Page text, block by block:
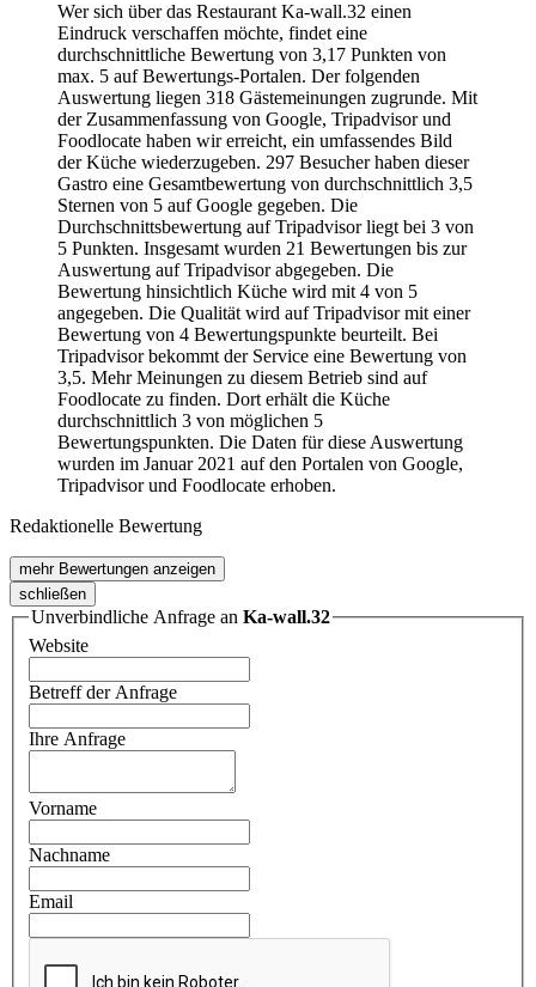
Wer sich über das Restaurant Ka-wall.32 einen
Eindruck verschaffen möchte, findet eine
durchschnittliche Bewertung von 3,17 Punkten von
max. 5 auf Bewertungs-Portalen. Der folgenden
Auswertung liegen 318 Gästemeinungen zugrunde. Mit
der Zusammenfassung von Google, Tripadvisor und
Foodlocate haben wir erreicht, ein umfassendes Bild
der Küche wiederzugeben. 297 Besucher haben dieser
Gastro eine Gesamtbewertung von durchschnittlich 3,5
Sternen von 5 auf Google gegeben. Die
Durchschnittsbewertung auf Tripadvisor liegt bei 3 von
5 Punkten. Insgesamt wurden 21 Bewertungen bis zur
Auswertung auf Tripadvisor abgegeben. Die
Bewertung hinsichtlich Küche wird mit 4 von 5
angegeben. Die Qualität wird auf Tripadvisor mit einer
Bewertung von 4 Bewertungspunkte beurteilt. Bei
Tripadvisor bekommt der Service eine Bewertung von
3,5. Mehr Meinungen zu diesem Betrieb sind auf
Foodlocate zu finden. Dort erhält die Küche
durchschnittlich 3 von möglichen 5
Bewertungspunkten. Die Daten für diese Auswertung
wurden im Januar 2021 auf den Portalen von Google,
Tripadvisor und Foodlocate erhoben.
Redaktionelle Bewertung
mehr Bewertungen anzeigen
schließen
Unverbindliche Anfrage an Ka-wall.32
Website
Betreff der Anfrage
Ihre Anfrage
Vorname
Nachname
Email